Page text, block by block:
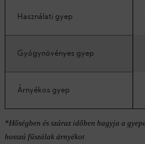
Használati gyep
Gyógynövényes gyep
Árnyékos gyep
*Hőségben és száraz időben hagyja a
hosszú fűszálak árnyékot